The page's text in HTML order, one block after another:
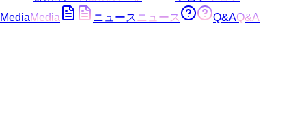
MediaMedia ニュース ニュース Q&AQ&A